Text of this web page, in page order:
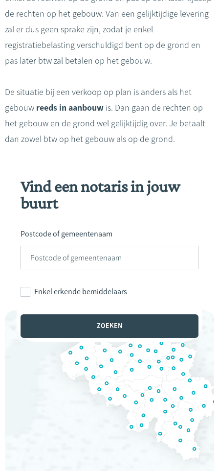
de rechten op het gebouw. Van een gelijktijdige levering
zal er dus geen sprake zijn, zodat je enkel
registratiebelasting verschuldigd bent op de grond en
pas later btw zal betalen op het gebouw.
De situatie bij een verkoop op plan is anders als het
gebouw reeds in aanbouw is. Dan gaan de rechten op
het gebouw en de grond wel gelijktijdig over. Je betaalt
dan zowel btw op het gebouw als op de grond.
Vind een notaris in jouw
buurt
Postcode of gemeentenaam
Enkel erkende bemiddelaars